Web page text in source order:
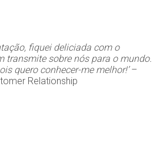
fiquei deliciada com o
transmite sobre nós para o mundo.
quero conhecer-me melhor!’–
Relationship